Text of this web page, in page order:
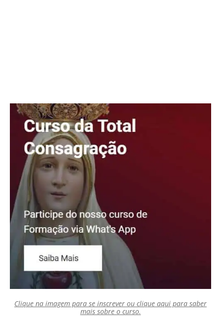
Clique na imagem para se inscrever ou clique aqui para saber
mais sobre o curso.